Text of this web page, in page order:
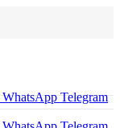
WhatsApp Telegram